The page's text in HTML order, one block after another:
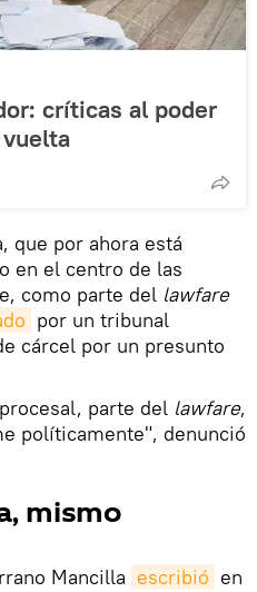
críticas al poder
que por ahora está
en el centro de las
como parte del lawfare
por un tribunal
cárcel por un presunto
parte del lawfare,
políticamente", denunció
mismo
Mancilla escribió en